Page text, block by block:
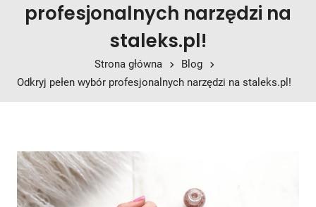
profesjonalnych narzędzi na
staleks.pl!
Strona główna
Blog
Odkryj pełen wybór profesjonalnych narzędzi na staleks.pl!